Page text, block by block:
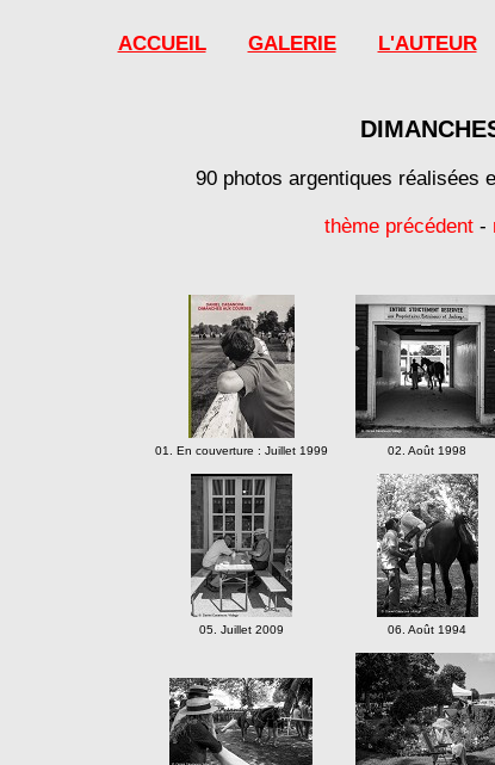
ACCUEIL GALERIE L'AUTEUR
90 photos argentiques réalisées
thème précédent-
01. En couverture : Juillet 1999 02. Août 1998
05. Juillet 2009 06. Août 1994